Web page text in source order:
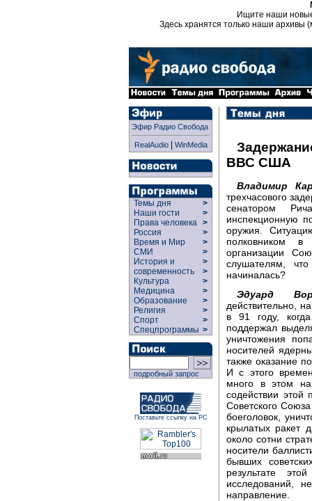
Ищите наши
Здесь хранятся только наши архивы
Эфир Радио Свобода
RealAudio| WinMedia
Темы дня
>
Наши гости
>
Права человека >
Россия
>
Время и Мир
>
СМИ
>
История и
современность
>
>
Культура
>
Медицина
>
Образование
>
Религия
>
Спорт
>
Спецпрограммы >
подробный запрос
Поставьте ссылку на РС
ВВС США
Владимир
трехчасового
сенатором
инспекционную
оружия.
полковником в
организации
слушателям,
начиналась?
Эдуард
действительно,
в 91 году,
поддержал
уничтожения
носителей
также оказание
И с этого
много в этом
содействии
Советского
боеголовок,
крылатых ракет
около сотни
носители
бывших
результате
исследований,
направление.